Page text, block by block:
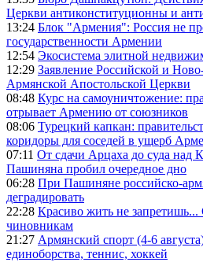
Церкви антиконституционны и
13:24 Блок "Армения": Россия не
государственности Армении
12:54 Экосистема элитной
12:29 Заявление Российской и
Армянской Апостольской Церкви
08:48 Курс на самоуничтожение:
отрывает Армению от союзников
08:06 Турецкий капкан:
коридоры для соседей в ущерб
07:11 От сдачи Арцаха до суда над
Пашиняна пробил очередное дно
06:28 При Пашиняне российско-
деградировать
22:28 Красиво жить не
чиновникам
21:27 Армянский спорт (4-6
единоборства, теннис, хоккей